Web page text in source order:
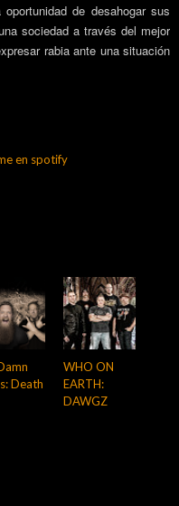
de desahogar sus
sociedad a través del mejor
rabia ante una situación
Death
WHO ON
EARTH:
DAWGZ